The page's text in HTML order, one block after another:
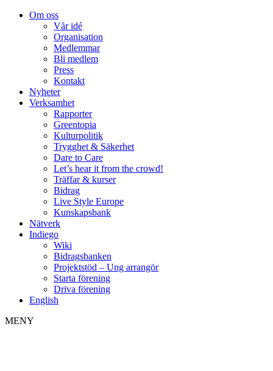
Om oss
Vår idé
Organisation
Medlemmar
Bli medlem
Press
Kontakt
Nyheter
Verksamhet
Rapporter
Greentopia
Kulturpolitik
Trygghet & Säkerhet
Dare to Care
Let’s hear it from the crowd!
Träffar & kurser
Bidrag
Live Style Europe
Kunskapsbank
Nätverk
Indiego
Wiki
Bidragsbanken
Projektstöd – Ung arrangör
Starta förening
Driva förening
English
MENY